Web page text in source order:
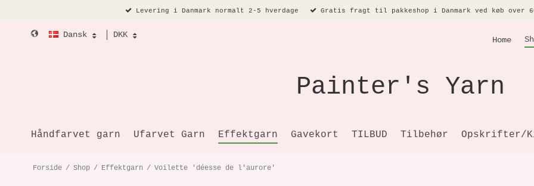
Levering i Danmark normalt 2-5 hverdage Gratis fragt til pakkeshop i Danmark ved køb over
Dansk DKK
Home
Painter's Yarn
Håndfarvet garn Ufarvet Garn Effektgarn Gavekort TILBUD Tilbehør Opskrifter/
Forside / Shop / Effektgarn / Voilette 'déesse de l'aurore'